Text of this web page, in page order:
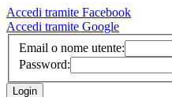
Accedi tramite Facebook
Accedi tramite Google
Email o nome utente:
Password: